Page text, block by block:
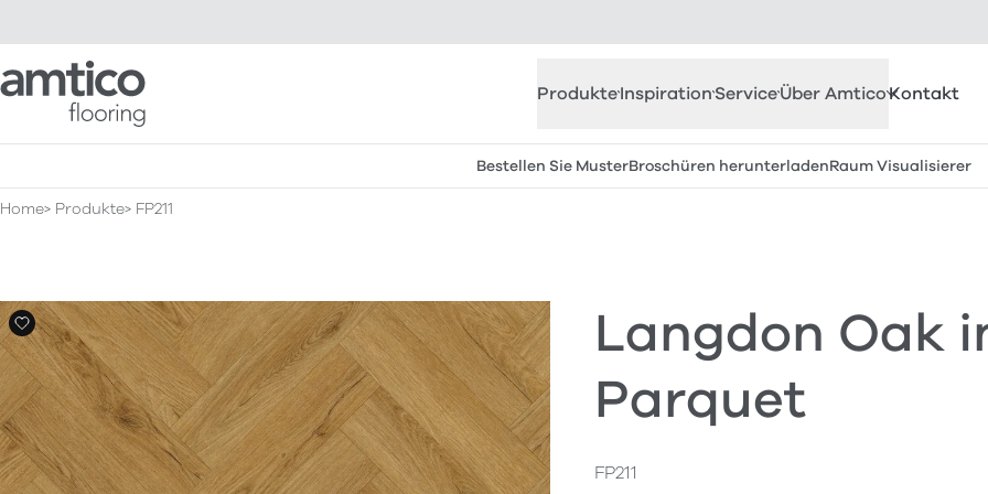
Amtico Flooring
ProdukteInspirationServiceÜber AmticoKontakt
Bestellen Sie MusterBroschüren herunterladenRaum Visualisierer
Home Produkte FP211
Langdon Oak
Parquet
FP211